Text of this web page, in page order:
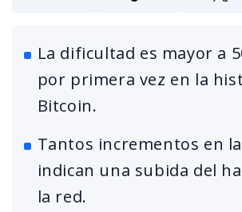
La dificultad es mayor a
por primera vez en la
Bitcoin.
Tantos incrementos en
indican una subida del
la red.